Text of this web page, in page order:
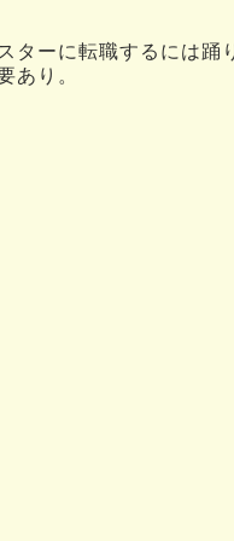
ターに転職するには踊
あり。